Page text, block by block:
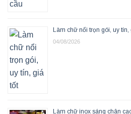
Làm chữ nổi trọn gói, uy tín,
04/08/2026
Làm chữ inox sáng chân